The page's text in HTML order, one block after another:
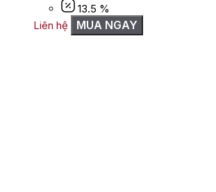
13.5 %
Liên hệ
MUA NGAY